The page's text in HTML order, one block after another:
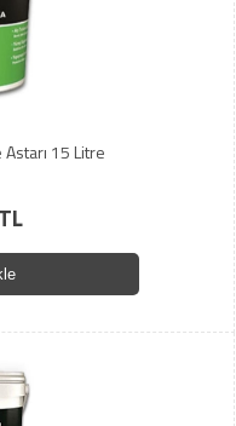
Astarı 15 Litre